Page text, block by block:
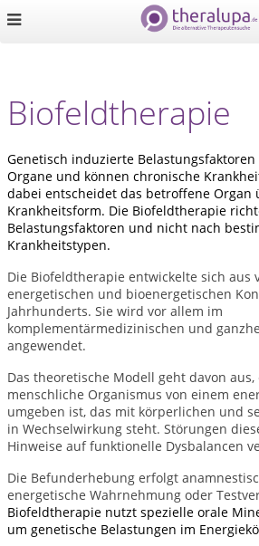
Biofeldtherapie
Genetisch induzierte
Organe und können chronische
dabei entscheidet das betroffene Organ
Krankheitsform. Die Biofeldtherapie
Belastungsfaktoren und nicht nach
Krankheitstypen.
Die Biofeldtherapie entwickelte sich aus
energetischen und bioenergetischen
Jahrhunderts. Sie wird vor allem im
komplementärmedizinischen und
angewendet.
Das theoretische Modell geht davon aus,
menschliche Organismus von einem
umgeben ist, das mit körperlichen und
in Wechselwirkung steht. Störungen
Hinweise auf funktionelle Dysbalancen
Die Befunderhebung erfolgt
energetische Wahrnehmung oder
Biofeldtherapie nutzt spezielle orale
um genetische Belastungen im